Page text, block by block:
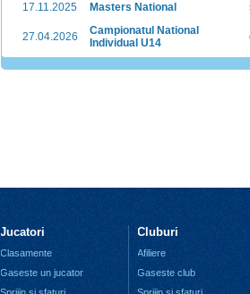
17.11.2025 Masters National
27.04.2026
Campionatul National
Individual U14
Jucatori
Clasamente
Gaseste un jucator
Cluburi
Afiliere
Gaseste club